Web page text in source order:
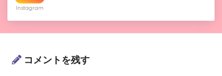
Instagram
コメントを残す